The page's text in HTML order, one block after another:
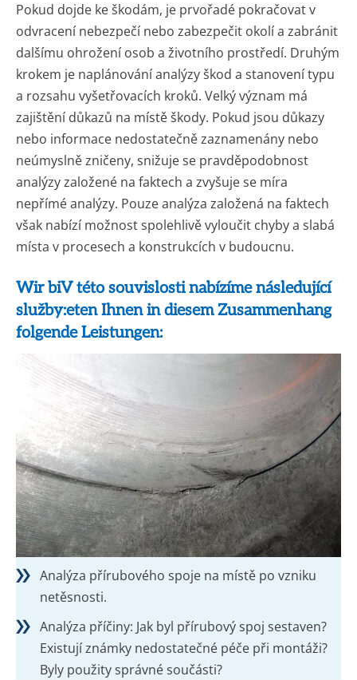
Pokud dojde ke škodám, je prvořadé pokračovat v
odvracení nebezpečí nebo zabezpečit okolí a zabránit
dalšímu ohrožení osob a životního prostředí. Druhým
krokem je naplánování analýzy škod a stanovení typu
a rozsahu vyšetřovacích kroků. Velký význam má
zajištění důkazů na místě škody. Pokud jsou důkazy
nebo informace nedostatečně zaznamenány nebo
neúmyslně zničeny, snižuje se pravděpodobnost
analýzy založené na faktech a zvyšuje se míra
nepřímé analýzy. Pouze analýza založená na faktech
však nabízí možnost spolehlivě vyloučit chyby a slabá
místa v procesech a konstrukcích v budoucnu.
Wir biV této souvislosti nabízíme následující
služby:eten Ihnen in diesem Zusammenhang
folgende Leistungen:
Analýza přírubového spoje na místě po vzniku
netěsnosti.
Analýza příčiny: Jak byl přírubový spoj sestaven?
Existují známky nedostatečné péče při montáži?
Byly použity správné součásti?